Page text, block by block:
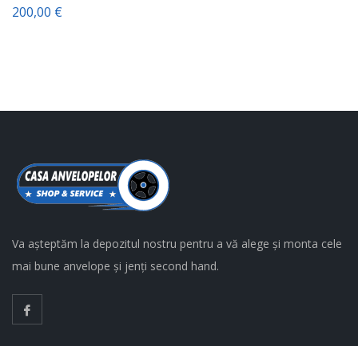
200,00 €
Va așteptăm la depozitul nostru pentru a vă alege și monta cele
mai bune anvelope și jenți second hand.